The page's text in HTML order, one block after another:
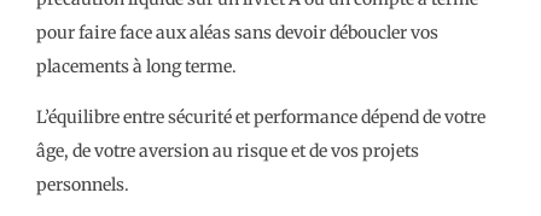
pour faire face aux aléas sans devoir déboucler vos
placements à long terme.
L’équilibre entre sécurité et performance dépend de votre
âge, de votre aversion au risque et de vos projets
personnels.